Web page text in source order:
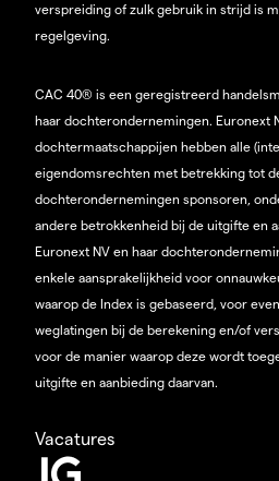
verspreiding of zulk gebruik in strijd is
regelgeving.
CAC 40® is een geregistreerd
haar dochterondernemingen. Euronext
dochtermaatschappijen hebben alle
eigendomsrechten met betrekking tot
dochterondernemingen sponsoren,
andere betrokkenheid bij de uitgifte en
Euronext NV en haar
enkele aansprakelijkheid voor
waarop de Index is gebaseerd, voor
weglatingen bij de berekening en/of
voor de manier waarop deze wordt
uitgifte en aanbieding daarvan.
Vacatures